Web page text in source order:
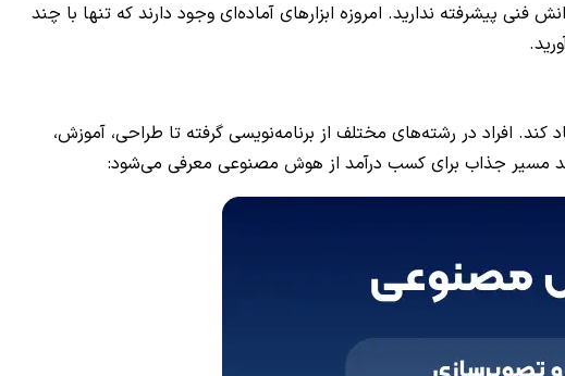
پیشرفته ندارید. امروزه ابزارهای آماده‌ای وجود دارند که تنها با چند
افراد در رشته‌های مختلف از برنامه‌نویسی گرفته تا طراحی، آموزش،
چند مسیر جذاب برای کسب درآمد از هوش مصنوعی معرفی می‌شود: